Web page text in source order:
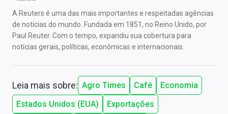
A Reuters é uma das mais importantes e respeitadas agências
de notícias do mundo. Fundada em 1851, no Reino Unido, por
Paul Reuter. Com o tempo, expandiu sua cobertura para
notícias gerais, políticas, econômicas e internacionais.
Leia mais sobre: Agro Times Café
Economia
Estados Unidos (EUA)
Exportações